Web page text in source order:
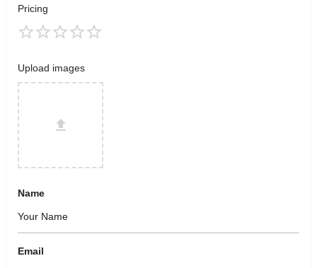
Pricing
Upload images
Name
Email